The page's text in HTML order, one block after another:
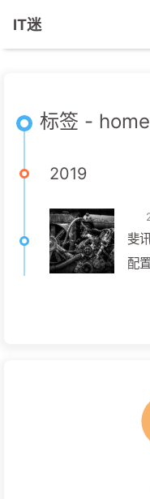
IT迷
标签 -
2019
斐
配